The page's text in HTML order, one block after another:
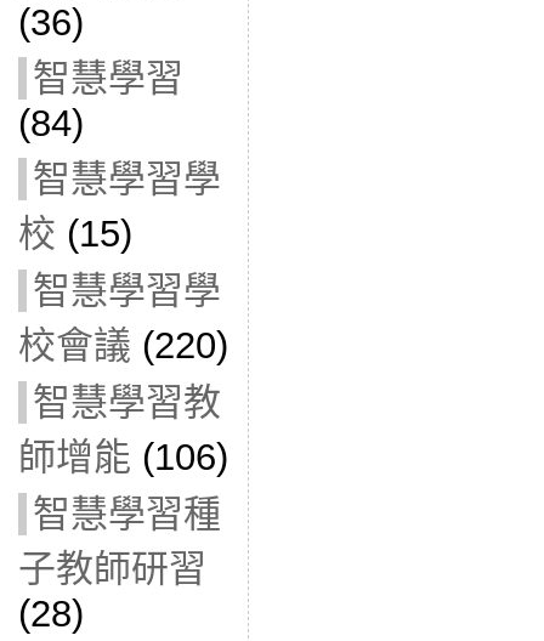
(36)
智慧學習
(84)
智慧學習學
校 (15)
智慧學習學
校會議 (220)
智慧學習教
師增能 (106)
智慧學習種
子教師研習
(28)